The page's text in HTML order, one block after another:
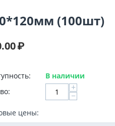
(100шт)
₽
В наличии
+
−
цены: